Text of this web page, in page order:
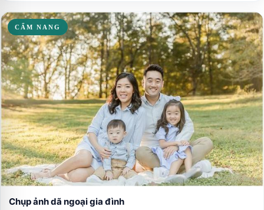
CẨM NANG
Chụp ảnh dã ngoại gia đình